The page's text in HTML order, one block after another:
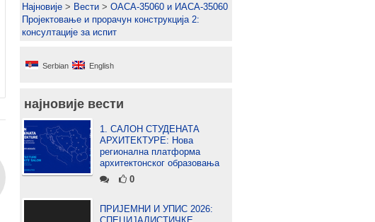
Најновије > Вести > ОАСА-35060 и ИАСА-35060
Пројектовање и прорачун конструкција 2:
консултације за испит
Serbian English
најновије вести
1. САЛОН СТУДЕНАТА
АРХИТЕКТУРЕ: Нова
регионална платформа
архитектонског образовања
0
ПРИЈЕМНИ И УПИС 2026: